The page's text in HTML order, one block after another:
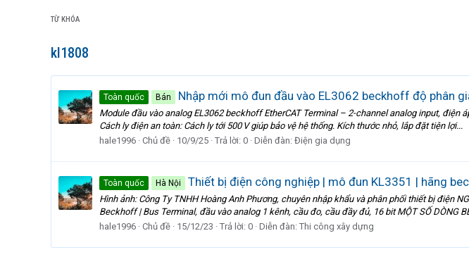
TỪ KHÓA
kl1808
Toàn quốc Bán Nhập mới mô đun đầu vào EL3062 beckhoff độ phân
Module đầu vào analog EL3062 beckhoff EtherCAT Terminal – 2-channel analog input,
Cách ly điện an toàn: Cách ly tới 500 V giúp bảo vệ hệ thống. Kích thước nhỏ, lắp đặt tiện lợi...
hale1996 Chủ đề 10/9/25 Trả lời: 0 Diễn đàn: Điện gia dụng
Toàn quốc Hà Nội Thiết bị điện công nghiệp | mô đun KL3351 | hãng
Hình ảnh: Công Ty TNHH Hoàng Anh Phương, chuyên nhập khẩu và phân phối thiết bị điện
Beckhoff | Bus Terminal, đầu vào analog 1 kênh, cầu đo, cầu đầy đủ, 16 bit MỘT SỐ DÒNG
hale1996 Chủ đề 15/12/23 Trả lời: 0 Diễn đàn: Thi công xây dựng